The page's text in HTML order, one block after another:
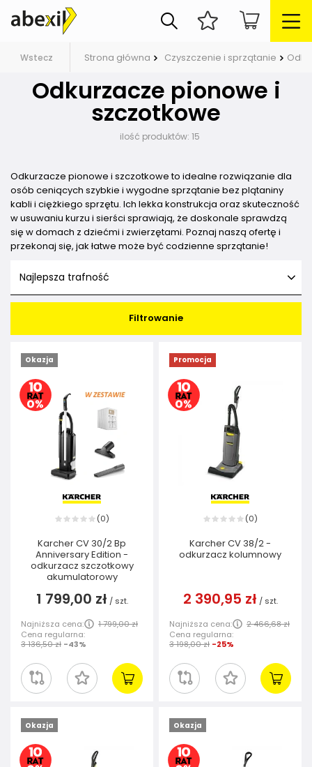
Wstecz Strona główna Czyszczenie i sprzątanie
Odkurzacze pionowe i
szczotkowe
ilość produktów: 15
Odkurzacze pionowe i szczotkowe to idealne rozwiązanie dla
osób ceniących szybkie i wygodne sprzątanie bez plątaniny
kabli i ciężkiego sprzętu. Ich lekka konstrukcja oraz skuteczność
w usuwaniu kurzu i sierści sprawiają, że doskonale sprawdzą
się w domach z dziećmi i zwierzętami. Poznaj naszą ofertę i
przekonaj się, jak łatwe może być codzienne sprzątanie!
Najlepsza trafność
Filtrowanie
Okazja
(0)
Karcher CV 30/2 Bp
Anniversary Edition -
odkurzacz szczotkowy
akumulatorowy
1 799,00 zł / szt.
Najniższa cena:
1 799,00 zł
Cena regularna:
3 136,50 zł -43%
Promocja
(0)
Karcher CV 38/2 -
odkurzacz kolumnowy
2 390,95 zł / szt.
Najniższa cena:
2 466,68 zł
Cena regularna:
3 198,00 zł -25%
Okazja Okazja